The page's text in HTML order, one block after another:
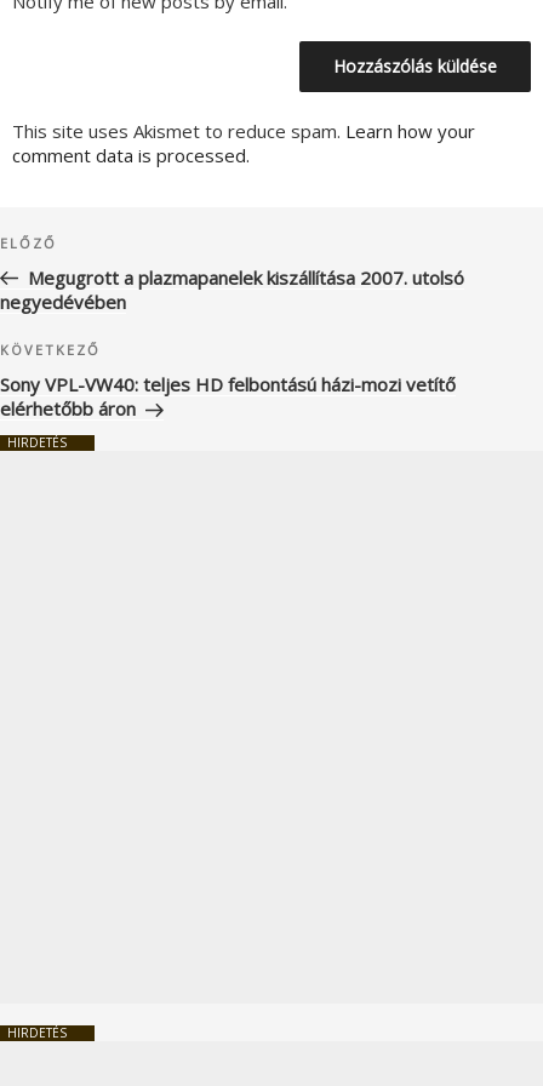
This site uses Akismet to reduce spam. Learn how your
comment data is processed.
navigáció
Korábbi
bejegyzés
ELŐZŐ
Megugrott a plazmapanelek kiszállítása 2007. utolsó
negyedévében
Következő
bejegyzés
KÖVETKEZŐ
Sony VPL-VW40: teljes HD felbontású házi-mozi vetítő
elérhetőbb áron
HIRDETÉS
HIRDETÉS